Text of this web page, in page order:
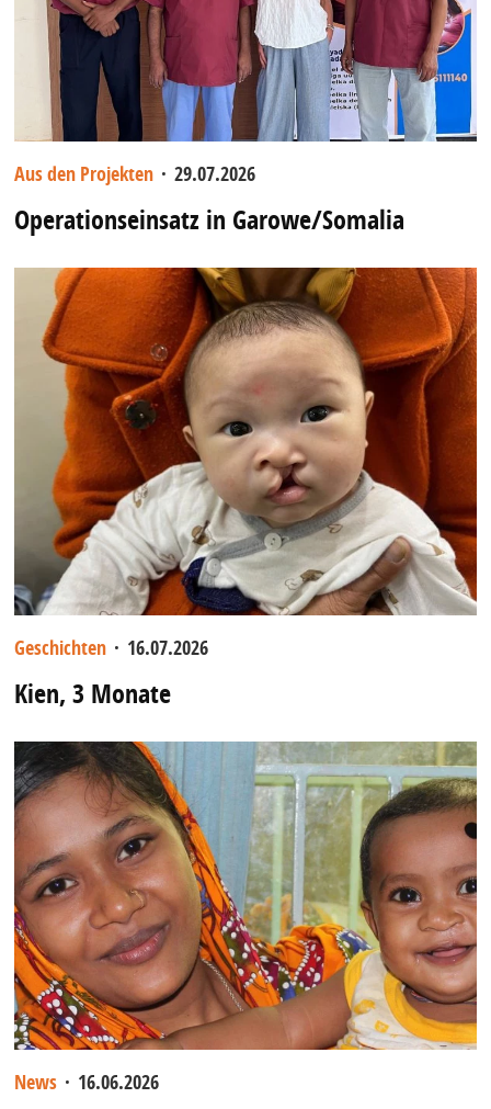
Aus den Projekten · 29.07.2026
Operationseinsatz in Garowe/Somalia
Geschichten · 16.07.2026
Kien, 3 Monate
News · 16.06.2026